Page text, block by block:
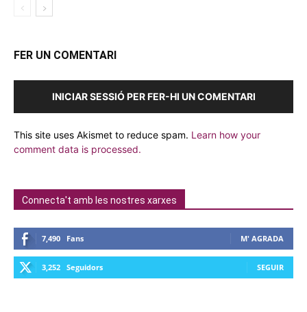
FER UN COMENTARI
INICIAR SESSIÓ PER FER-HI UN COMENTARI
This site uses Akismet to reduce spam. Learn how your
comment data is processed.
Connecta't amb les nostres xarxes
7,490 Fans M' AGRADA
3,252 Seguidors SEGUIR